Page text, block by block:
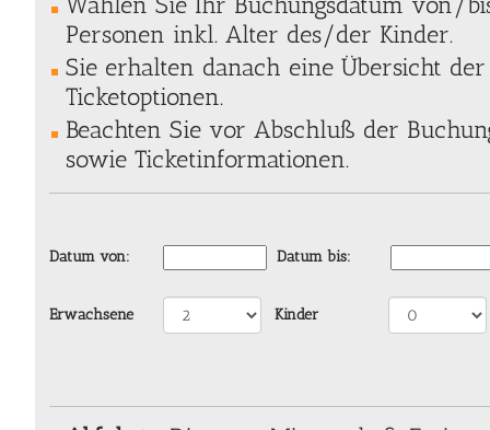
Personen inkl. Alter des/der Kinder.
Sie erhalten danach eine Übersicht
Ticketoptionen.
Beachten Sie vor Abschluß der
sowie Ticketinformationen.
Datum von: Datum bis:
Erwachsene Kinder